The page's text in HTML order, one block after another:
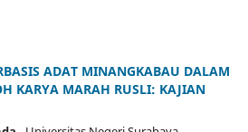
ADAT MINANGKABAU DALAM
KARYA MARAH RUSLI: KAJIAN